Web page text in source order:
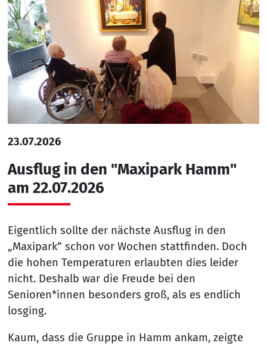
23.07.2026
Ausflug in den "Maxipark Hamm"
am 22.07.2026
Eigentlich sollte der nächste Ausflug in den
„Maxipark“ schon vor Wochen stattfinden. Doch
die hohen Temperaturen erlaubten dies leider
nicht. Deshalb war die Freude bei den
Senioren*innen besonders groß, als es endlich
losging.
Kaum, dass die Gruppe in Hamm ankam, zeigte